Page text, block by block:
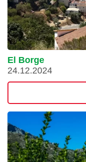
El Borge
24.12.2024